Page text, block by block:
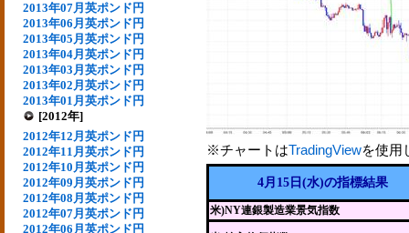
2013年07月英ポンド円
2013年06月英ポンド円
2013年05月英ポンド円
2013年04月英ポンド円
2013年03月英ポンド円
2013年02月英ポンド円
2013年01月英ポンド円
[2012年]
2012年12月英ポンド円
2012年11月英ポンド円
2012年10月英ポンド円
2012年09月英ポンド円
2012年08月英ポンド円
2012年07月英ポンド円
2012年06月英ポンド円
※チャートはTradingViewを使用
4月15日(水)の指標結果
米)NY連銀製造業景気指数